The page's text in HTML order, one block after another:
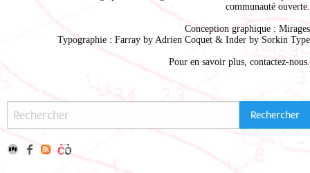
communauté ouverte.
Conception graphique : Mirages
Typographie : Farray by Adrien Coquet & Inder by Sorkin Type
Pour en savoir plus, contactez-nous